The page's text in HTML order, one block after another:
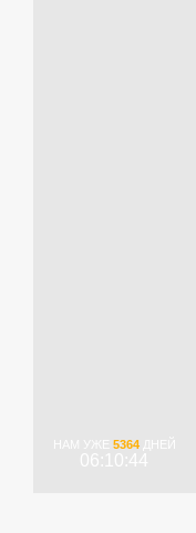
НАМ УЖЕ 5364ДНЕЙ
06:10:45